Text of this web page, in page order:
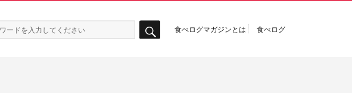
食べログマガジンとは 食べログ